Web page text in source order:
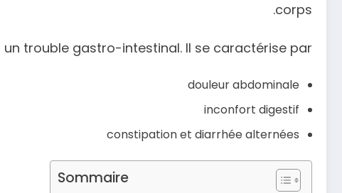
corps.
un trouble gastro-intestinal. Il se caractérise par :
douleur abdominale
inconfort digestif
constipation et diarrhée alternées
Sommaire